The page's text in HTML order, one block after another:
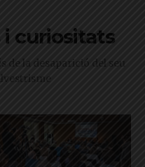
curiositats
de la desaparició del seu